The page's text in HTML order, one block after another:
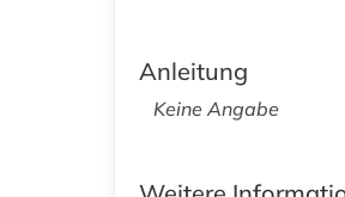
Anleitung
Keine Angabe